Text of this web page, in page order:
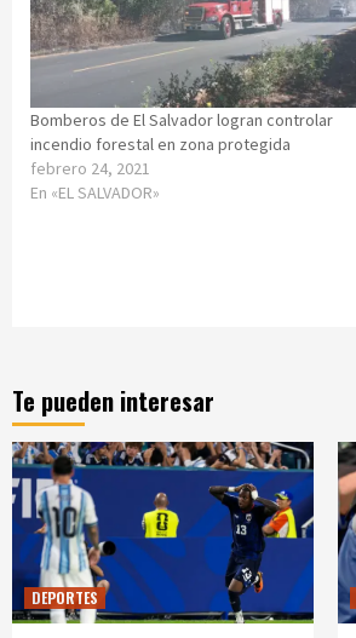
Bomberos de El Salvador logran controlar
incendio forestal en zona protegida
febrero 24, 2021
En «EL SALVADOR»
Te pueden interesar
DEPORTES